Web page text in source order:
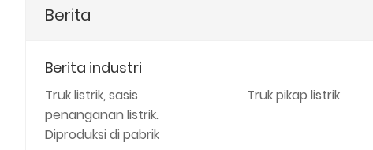
Berita
Berita industri
Truk listrik, sasis
penanganan listrik.
Diproduksi di pabrik
Truk pikap listrik